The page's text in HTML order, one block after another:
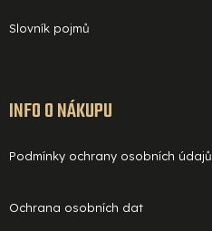
Slovník pojmů
INFO O NÁKUPU
Podmínky ochrany osobních údajů
Ochrana osobních dat